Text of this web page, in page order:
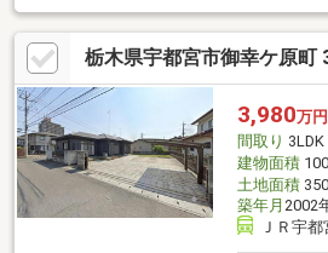
歩やジョギングを楽しむことができます
☆お子様がいらっしゃるご家庭にもおす
近く通学も安心です。
栃木県宇都宮市御幸ケ原町
3,980万円
間取り 3LDK
建物面積
土地面積
築年月 2002
ＪＲ宇